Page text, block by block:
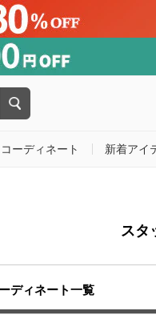
ーディネート 新着アイ
スタ
ディネート一覧